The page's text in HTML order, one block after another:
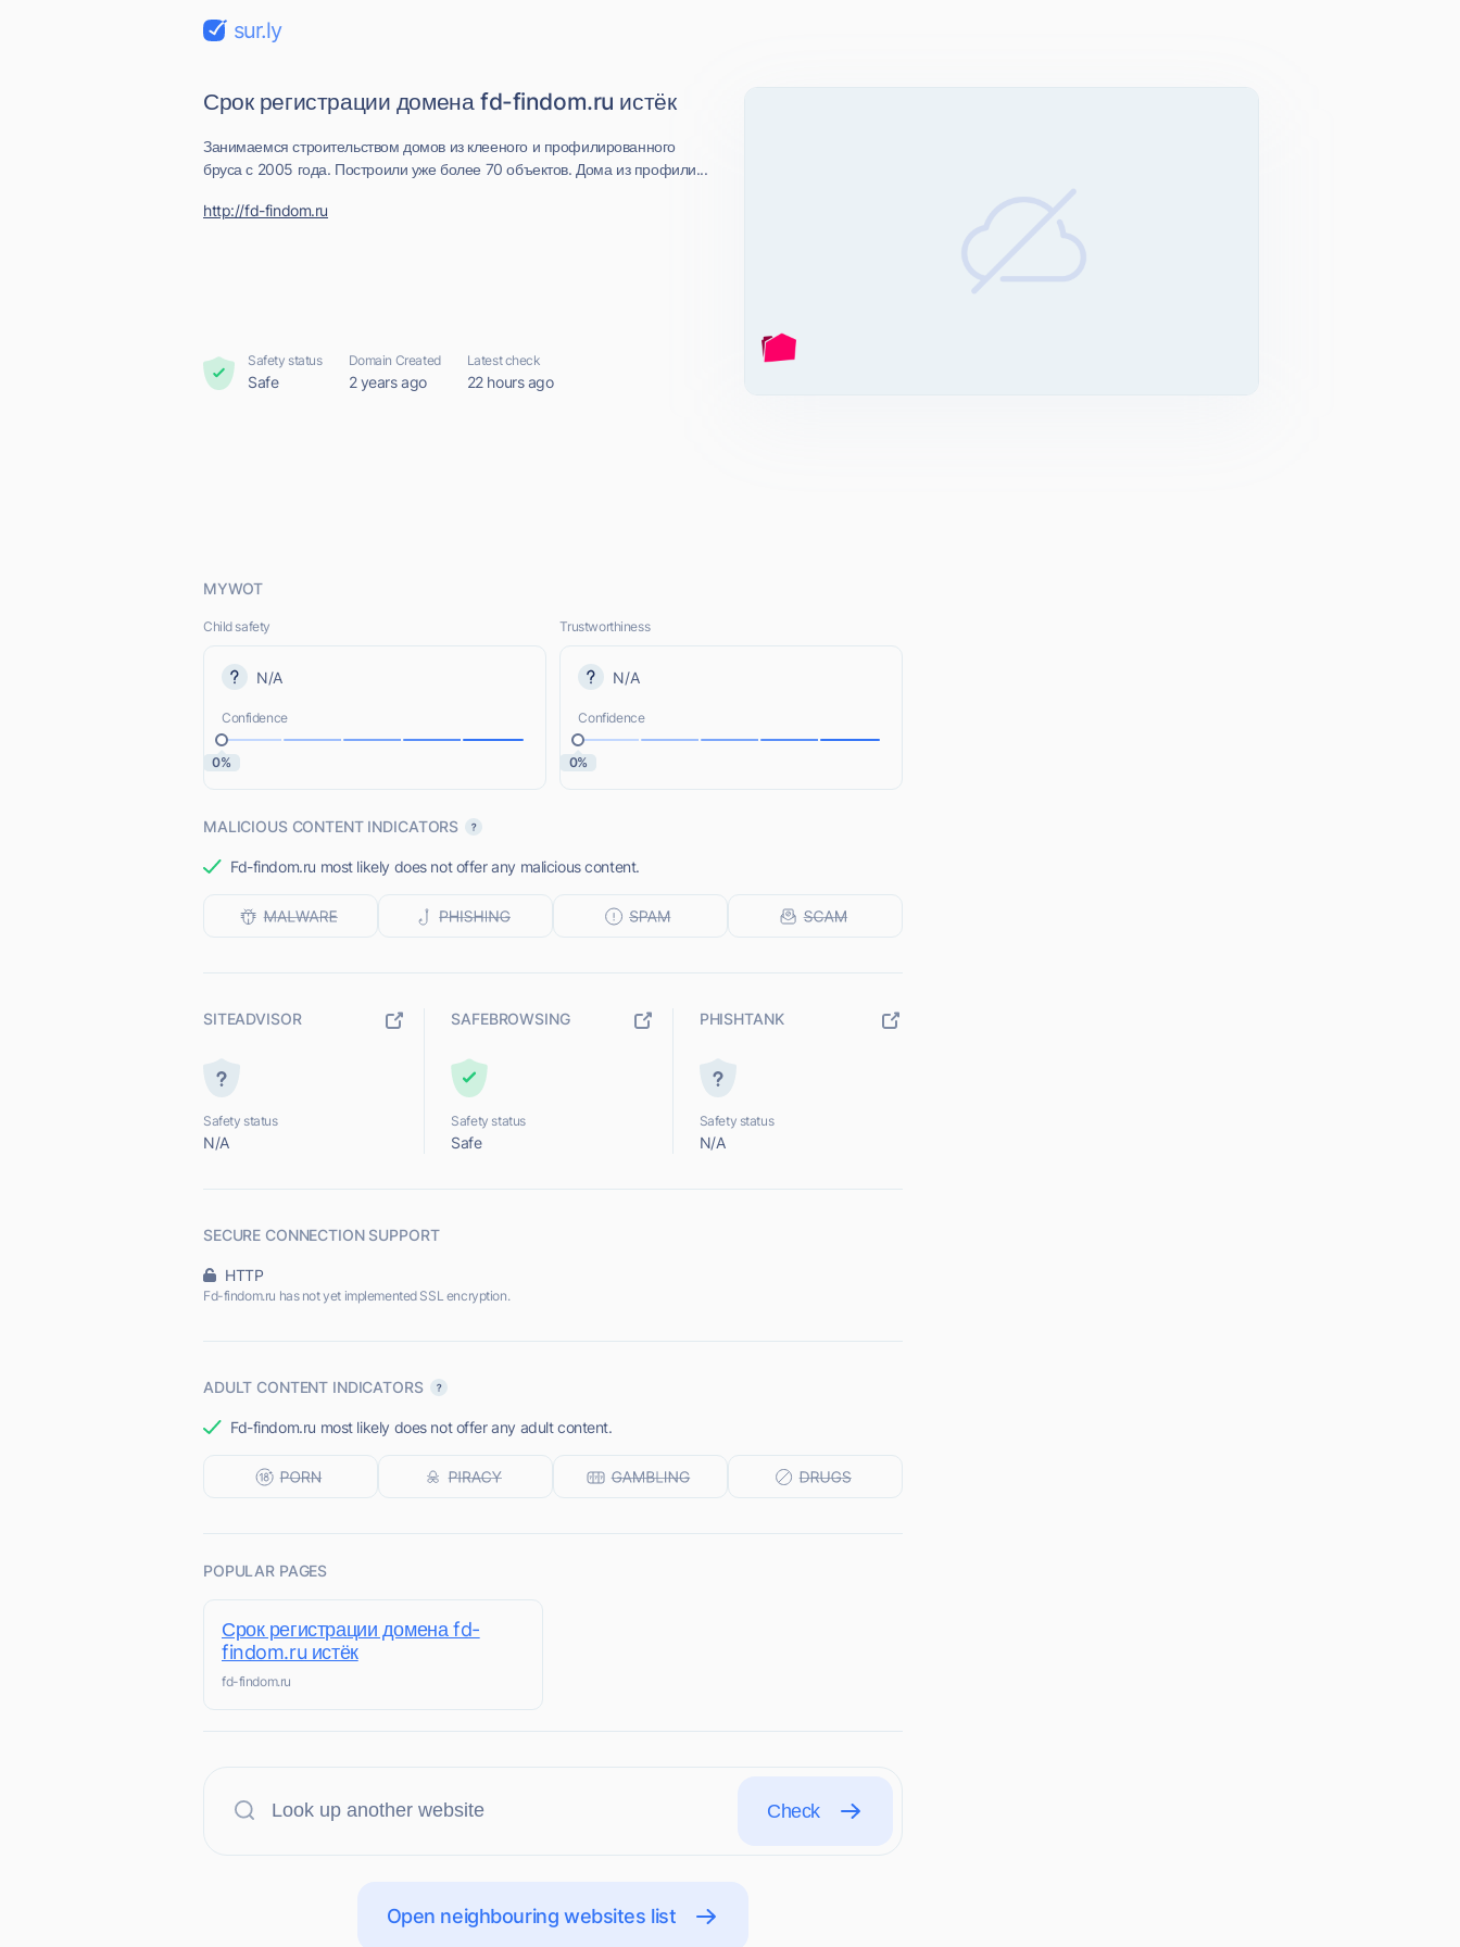
sur.ly
Срок регистрации домена fd-findom.ru истёк
Занимаемся строительством домов из клееного и профилированного
бруса с 2005 года. Построили уже более 70 объектов. Дома из профили...
http://fd-findom.ru
Safety status
Safe
Domain Created
2 years ago
Latest check
22 hours ago
MYWOT
Child safety
N/A
Confidence
0%
Trustworthiness
N/A
Confidence
0%
MALICIOUS CONTENT INDICATORS
Fd-findom.ru most likely does not offer any malicious content.
SITEADVISOR
Safety status
N/A
SAFEBROWSING
Safety status
Safe
PHISHTANK
Safety status
N/A
SECURE CONNECTION SUPPORT
HTTP
Fd-findom.ru has not yet implemented SSL encryption.
ADULT CONTENT INDICATORS
Fd-findom.ru most likely does not offer any adult content.
POPULAR PAGES
Срок регистрации домена fd-
findom.ru истёк
fd-findom.ru
Check
Open neighbouring websites list